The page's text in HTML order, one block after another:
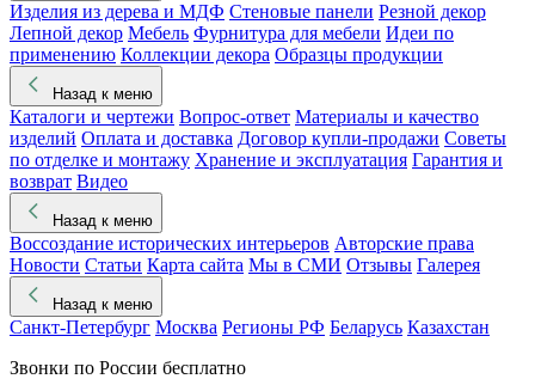
Изделия из дерева и МДФ Стеновые панели Резной декор
Лепной декор Мебель Фурнитура для мебели Идеи по
применению Коллекции декора Образцы продукции
Назад к меню
Каталоги и чертежи Вопрос-ответ Материалы и качество
изделий Оплата и доставка Договор купли-продажи Советы
по отделке и монтажу Хранение и эксплуатация Гарантия и
возврат Видео
Назад к меню
Воссоздание исторических интерьеров Авторские права
Новости Статьи Карта сайта Мы в СМИ Отзывы Галерея
Назад к меню
Санкт-Петербург Москва Регионы РФ Беларусь Казахстан
Звонки по России бесплатно